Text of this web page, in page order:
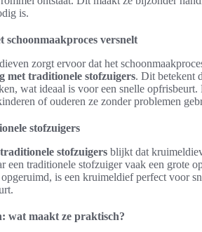
is.
schoonmaakproces versnelt
zorgt ervoor dat het
met traditionele stofzuigers. Dit betekent
wat ideaal is voor een snelle
of ouderen ze zonder problemen
stofzuigers
stofzuigers blijkt dat
een traditionele stofzuiger vaak een grote
is een kruimeldief perfect voor
wat maakt ze praktisch?